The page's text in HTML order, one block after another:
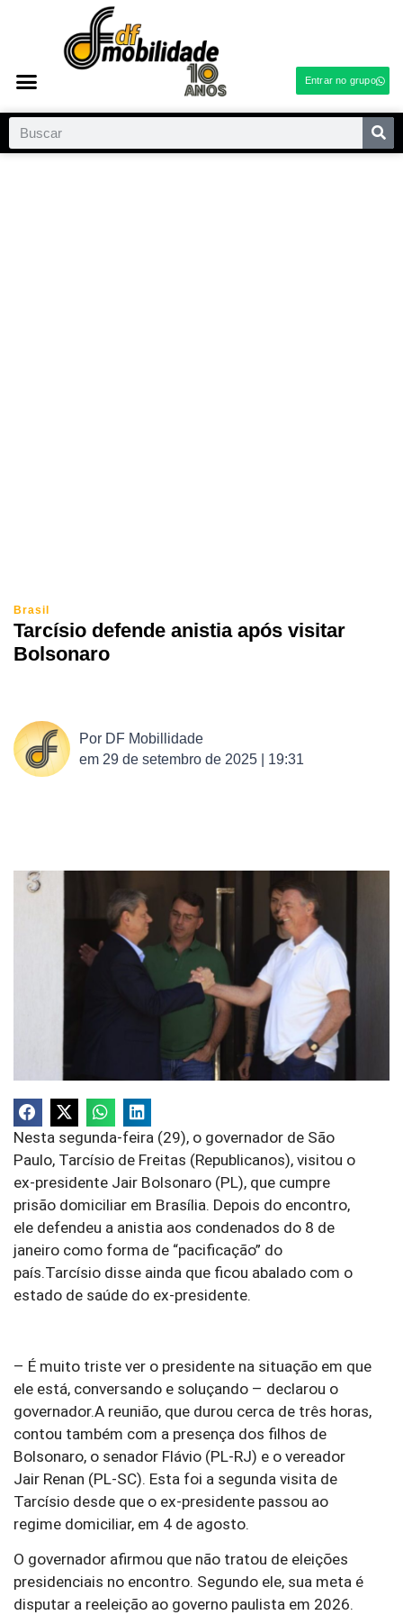
Entrar no grupo
Brasil
Tarcísio defende anistia após visitar
Bolsonaro
Por DF Mobillidade
em 29 de setembro de 2025 | 19:31
Nesta segunda-feira (29), o governador de São
Paulo, Tarcísio de Freitas (Republicanos), visitou o
ex-presidente Jair Bolsonaro (PL), que cumpre
prisão domiciliar em Brasília. Depois do encontro,
ele defendeu a anistia aos condenados do 8 de
janeiro como forma de “pacificação” do
país.Tarcísio disse ainda que ficou abalado com o
estado de saúde do ex-presidente.
– É muito triste ver o presidente na situação em que
ele está, conversando e soluçando – declarou o
governador.A reunião, que durou cerca de três horas,
contou também com a presença dos filhos de
Bolsonaro, o senador Flávio (PL-RJ) e o vereador
Jair Renan (PL-SC). Esta foi a segunda visita de
Tarcísio desde que o ex-presidente passou ao
regime domiciliar, em 4 de agosto.
O governador afirmou que não tratou de eleições
presidenciais no encontro. Segundo ele, sua meta é
disputar a reeleição ao governo paulista em 2026.